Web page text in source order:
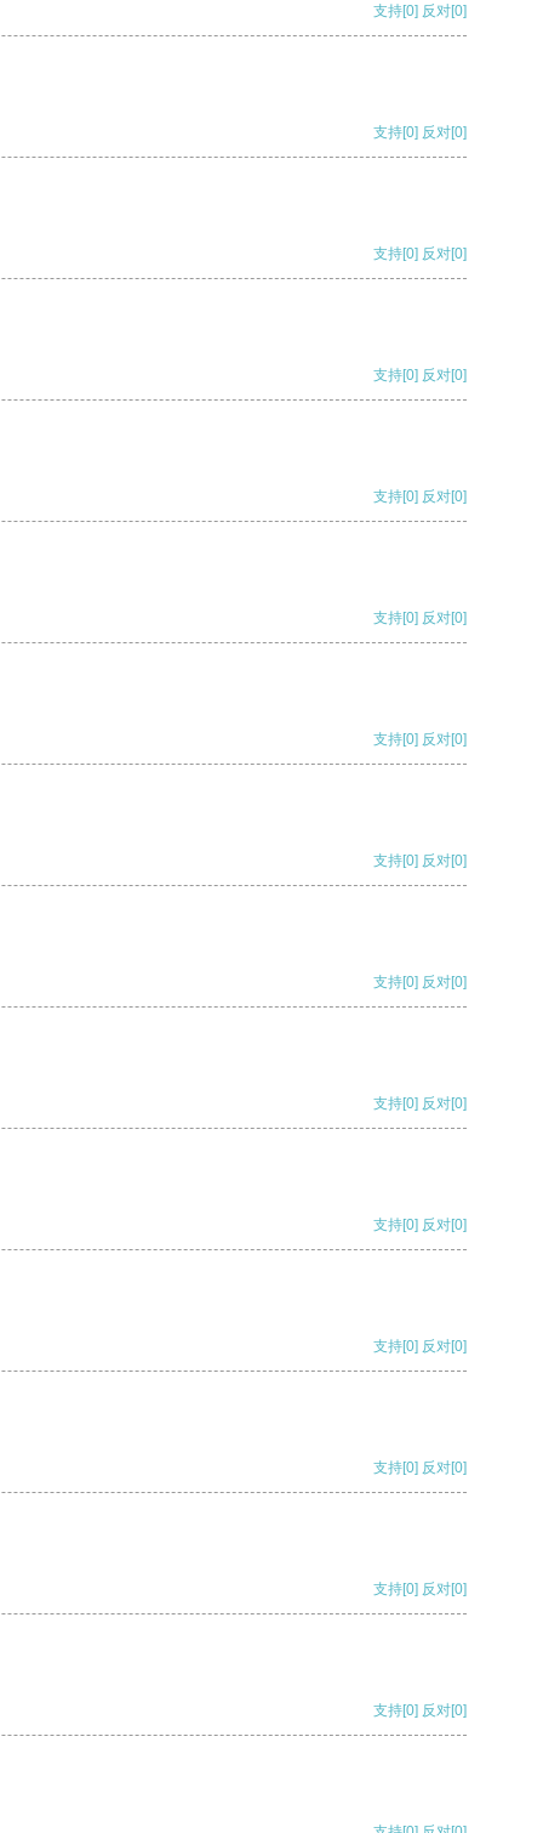
支持[0] 反对[0]
支持[0] 反对[0]
支持[0] 反对[0]
支持[0] 反对[0]
支持[0] 反对[0]
支持[0] 反对[0]
支持[0] 反对[0]
支持[0] 反对[0]
支持[0] 反对[0]
支持[0] 反对[0]
支持[0] 反对[0]
支持[0] 反对[0]
支持[0] 反对[0]
支持[0] 反对[0]
支持[0] 反对[0]